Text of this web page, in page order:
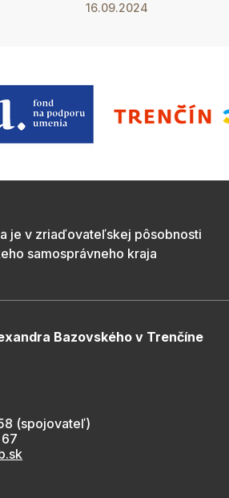
16.09.2024
je v zriaďovateľskej pôsobnosti
samosprávneho kraja
Bazovského v Trenčíne
(spojovateľ)